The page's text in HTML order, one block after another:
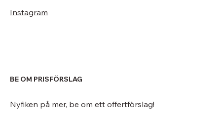
Instagram
BE OM PRISFÖRSLAG
Nyfiken på mer, be om ett offertförslag!